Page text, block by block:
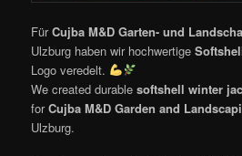
FürCujba M&D Garten- und
Ulzburg haben wir hochwertige
Logo veredelt.
We created durablesoftshell winter
forCujba M&D Garden and
Ulzburg.